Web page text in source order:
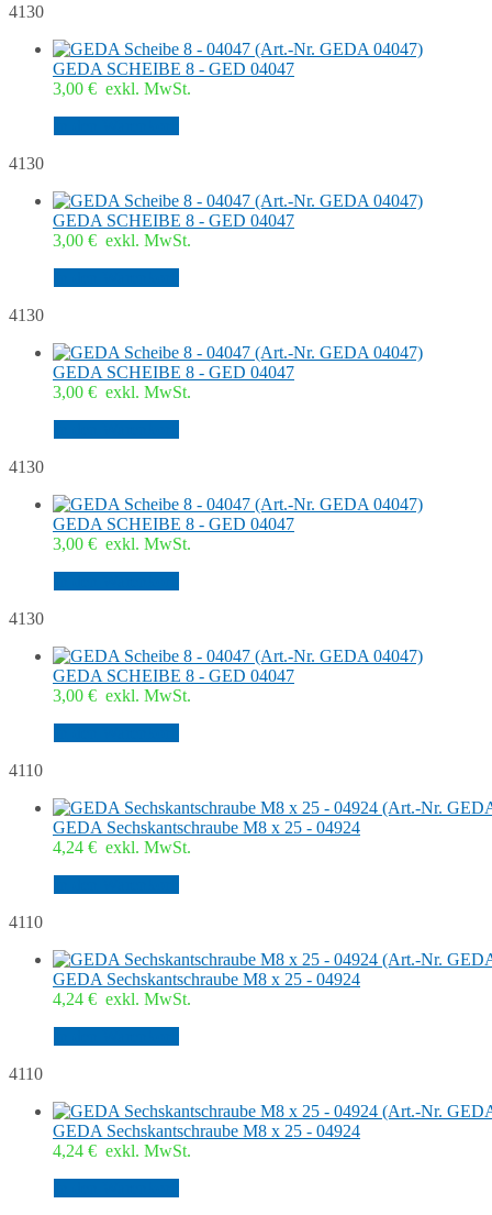
4130
GEDA SCHEIBE 8 - GED 04047
3,00 € exkl. MwSt.
4130
GEDA SCHEIBE 8 - GED 04047
3,00 € exkl. MwSt.
4130
GEDA SCHEIBE 8 - GED 04047
3,00 € exkl. MwSt.
4130
GEDA SCHEIBE 8 - GED 04047
3,00 € exkl. MwSt.
4130
GEDA SCHEIBE 8 - GED 04047
3,00 € exkl. MwSt.
4110
GEDA Sechskantschraube M8 x 25 - 04924
4,24 € exkl. MwSt.
4110
GEDA Sechskantschraube M8 x 25 - 04924
4,24 € exkl. MwSt.
4110
GEDA Sechskantschraube M8 x 25 - 04924
4,24 € exkl. MwSt.